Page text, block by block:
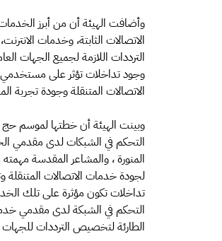
وأضافت الهيئة أن من أبرز
الاتصالات الثابتة، وخدمات
الترددات اللازمة لجميع الجهات
وجود تداخلات تؤثر على مستخدمي
الاتصالات المتنقلة وجودة تجربة
وبينت الهيئة أن خطتها لموسم حج
التحكم في الشبكات لدى مقدمي
المنورة ، والمشاعر المقدسة
لجودة خدمات الاتصالات المتنقلة
تداخلات تكون مؤثرة على تلك
التحكم في الشبكة لدى مقدمي
الطارئة لتخصيص الترددات